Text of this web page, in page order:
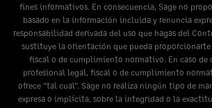
fines informativos. En consecuencia, Sage no
basado en la información incluida y renuncia
responsabilidad derivada del uso que hagas del
sustituye la orientación que pueda
fiscal o de cumplimiento normativo. En caso de
profesional legal, fiscal o de cumplimiento
ofrece “tal cual”. Sage no realiza ningún tipo de
expresa o implícita, sobre la integridad o la